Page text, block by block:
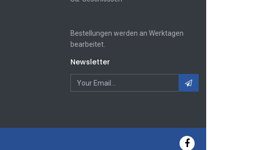
Bestellungen werden an Werktagen
bearbeitet.
Newsletter